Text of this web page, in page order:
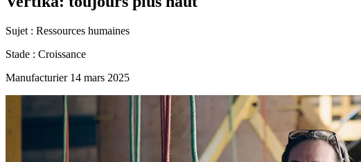
Sujet : Ressources humaines
Stade : Croissance
Manufacturier 14 mars 2025